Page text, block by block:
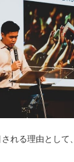
れる理由として